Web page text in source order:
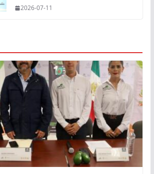
2026-07-11